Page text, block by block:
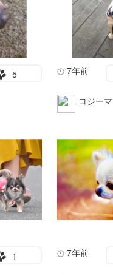
5 7年前
1
コジーマ
7年前